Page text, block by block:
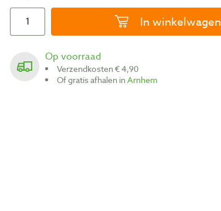
In winkelwagen
Op voorraad
Verzendkosten € 4,90
Of gratis afhalen inArnhem